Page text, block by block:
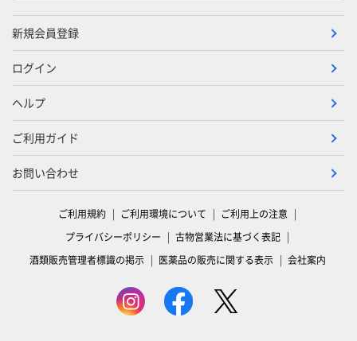
新規会員登録
ログイン
ヘルプ
ご利用ガイド
お問い合わせ
ご利用規約 ご利用環境について
ご利用上の注意
プライバシーポリシー
古物営業法に基づく表記
酒類販売管理者標識の掲示
医薬品の販売に関する表示 会社案内